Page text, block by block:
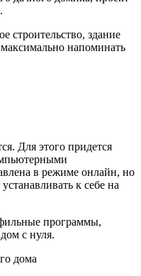
строительство, здание
напоминать
Для этого придется
в режиме онлайн, но
к себе на
программы,
с нуля.
дома